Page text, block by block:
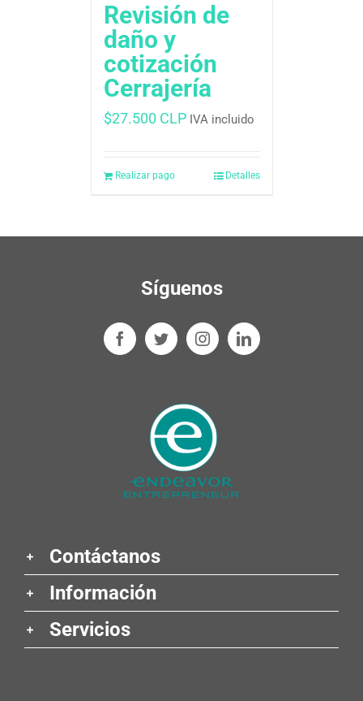
Revisión de
daño y
cotización
Cerrajería
$27.500 CLP IVA incluido
Realizar pago Detalles
Síguenos
Contáctanos
Información
Servicios